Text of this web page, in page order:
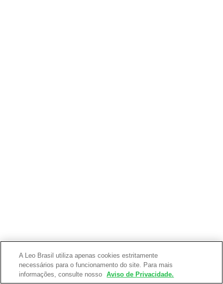
A Leo Brasil utiliza apenas cookies estritamente
necessários para o funcionamento do site. Para mais
informações, consulte nosso
Aviso de Privacidade.